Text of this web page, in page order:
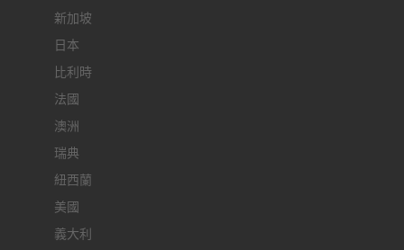
新加坡
日本
比利時
法國
澳洲
瑞典
紐西蘭
美國
義大利